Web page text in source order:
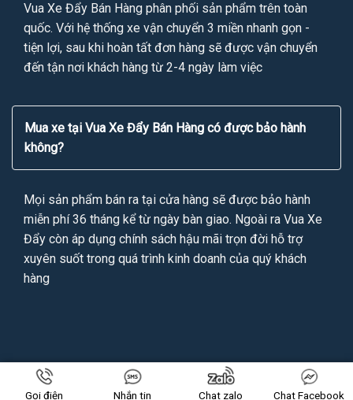
Vua Xe Đẩy Bán Hàng phân phối sản phẩm trên toàn
quốc. Với hệ thống xe vận chuyển 3 miền nhanh gọn -
tiện lợi, sau khi hoàn tất đơn hàng sẽ được vận chuyển
đến tận nơi khách hàng từ 2-4 ngày làm việc
Mua xe tại Vua Xe Đẩy Bán Hàng có được bảo hành
không?
Mọi sản phẩm bán ra tại cửa hàng sẽ được bảo hành
miễn phí 36 tháng kể từ ngày bàn giao. Ngoài ra Vua Xe
Đẩy còn áp dụng chính sách hậu mãi trọn đời hỗ trợ
xuyên suốt trong quá trình kinh doanh của quý khách
hàng
Copyright 2026 © VUAXEDAYBANHANG.VNAll Rights Reserved
Gọi điện Nhắn tin Chat zalo Chat Facebook